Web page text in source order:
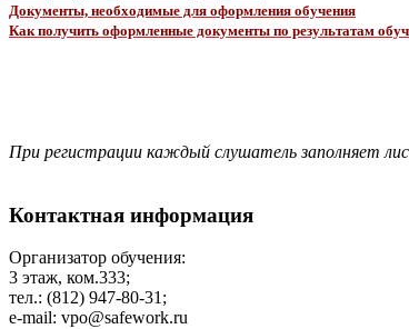
Документы, необходимые для оформления обучения
Как получить оформленные документы по результатам
При регистрации каждый слушатель заполняет
Контактная информация
Организатор обучения:
3 этаж, ком.333;
тел.: (812) 947-80-31;
e-mail: vpo@safework.ru